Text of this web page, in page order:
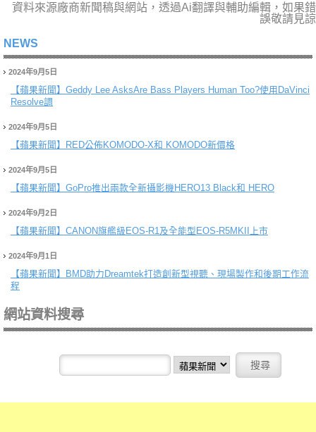
資料來源廠商新聞稿與網站，透過Ai翻譯與輔助編輯，如果錯
誤敬請見諒
NEWS
2024年9月5日
【蘋果新聞】 Geddy Lee AsksAre Bass Players Human Too?使用DaVinci
Resolve調
2024年9月5日
【蘋果新聞】 RED公佈KOMODO-X和 KOMODO新價格
2024年9月5日
【蘋果新聞】 GoPro推出兩款全新攝影機HERO13 Black和 HERO
2024年9月2日
【蘋果新聞】 CANON旗艦級EOS-R1及全能型EOS-R5MKII上市
2024年9月1日
【蘋果新聞】
BMD助力Dreamtek打造創新型視聽、現場製作和後期工作流
程
網站資料搜尋